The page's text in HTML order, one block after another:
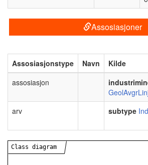
Assosiasjoner
Assosiasjonstype Navn
Kilde
assosiasjon
arv
subtype